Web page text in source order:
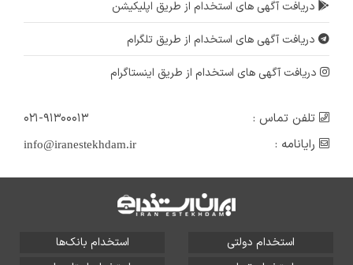
دریافت آگهی های استخدام از طریق اپلیکیشن
دریافت آگهی های استخدام از طریق تلگرام
دریافت آگهی های استخدام از طریق اینستاگرام
تلفن تماس :
۰۲۱-۹۱۳۰۰۰۱۳
رایانامه :
info@iranestekhdam.ir
استخدام دولتی
استخدام بانک‌ها